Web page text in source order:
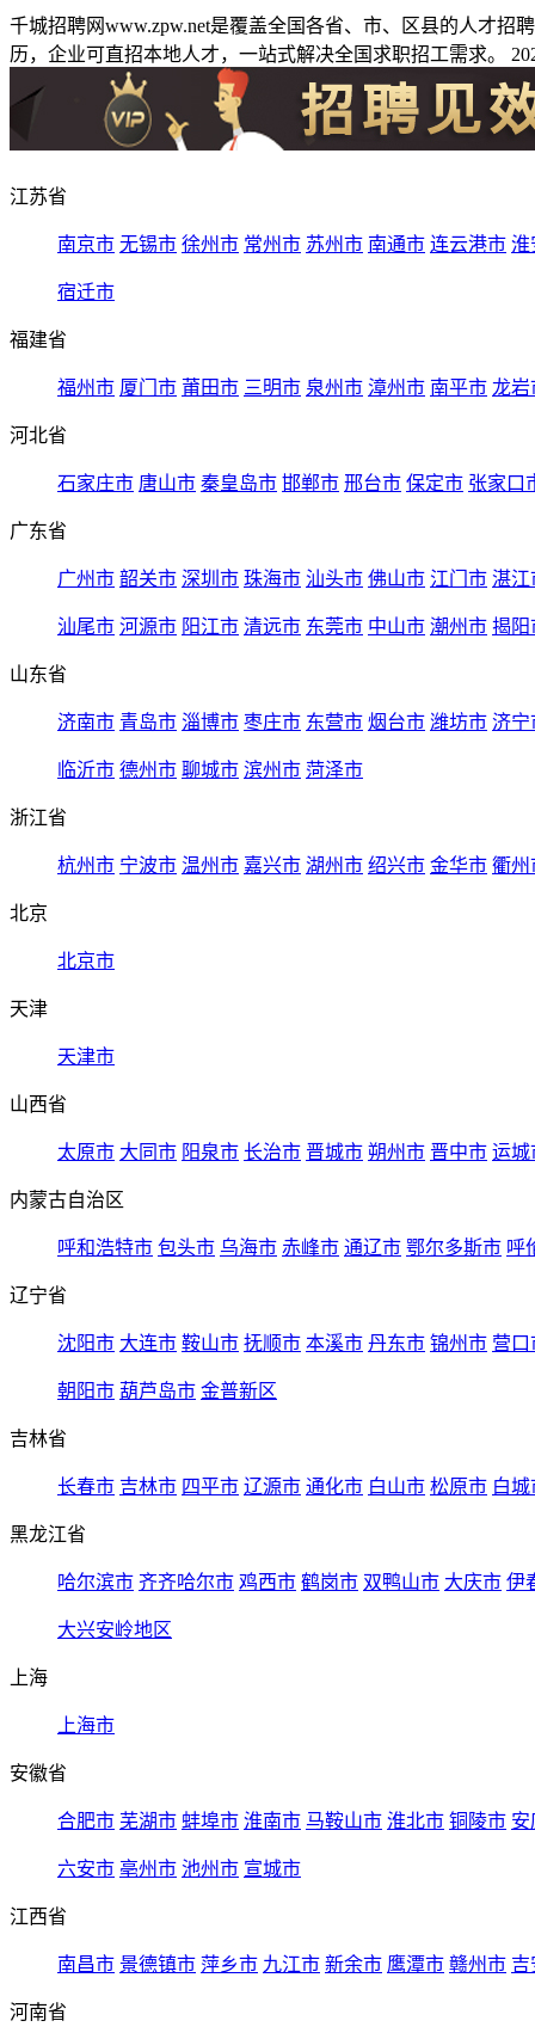
千城招聘网www.zpw.net是覆盖全国各省、市、区县的人才
历，企业可直招本地人才，一站式解决全国求职招工需求。
江苏省
南京市 无锡市 徐州市 常州市 苏州市 南通市 连云港市 淮
宿迁市
福建省
福州市 厦门市 莆田市 三明市 泉州市 漳州市 南平市 龙岩
河北省
石家庄市 唐山市 秦皇岛市 邯郸市 邢台市 保定市 张家口
广东省
广州市 韶关市 深圳市 珠海市 汕头市 佛山市 江门市 湛江
汕尾市 河源市 阳江市 清远市 东莞市 中山市 潮州市 揭阳
山东省
济南市 青岛市 淄博市 枣庄市 东营市 烟台市 潍坊市 济宁
临沂市 德州市 聊城市 滨州市 菏泽市
浙江省
杭州市 宁波市 温州市 嘉兴市 湖州市 绍兴市 金华市 衢州
北京
北京市
天津
天津市
山西省
太原市 大同市 阳泉市 长治市 晋城市 朔州市 晋中市 运城
内蒙古自治区
呼和浩特市 包头市 乌海市 赤峰市 通辽市 鄂尔多斯市 呼
辽宁省
沈阳市 大连市 鞍山市 抚顺市 本溪市 丹东市 锦州市 营口
朝阳市 葫芦岛市 金普新区
吉林省
长春市 吉林市 四平市 辽源市 通化市 白山市 松原市 白城
黑龙江省
哈尔滨市 齐齐哈尔市 鸡西市 鹤岗市 双鸭山市 大庆市 伊
大兴安岭地区
上海
上海市
安徽省
合肥市 芜湖市 蚌埠市 淮南市 马鞍山市 淮北市 铜陵市 安
六安市 亳州市 池州市 宣城市
江西省
南昌市 景德镇市 萍乡市 九江市 新余市 鹰潭市 赣州市 吉
河南省